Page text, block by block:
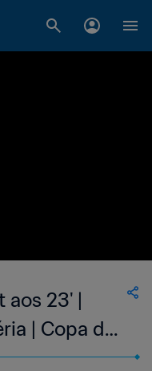
aos 23' |
| Copa do
no